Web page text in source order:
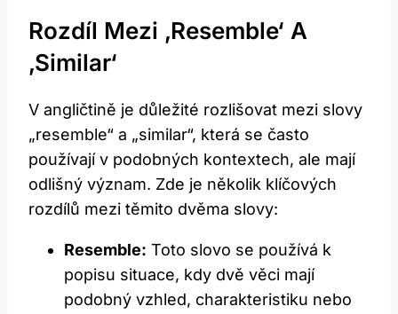
Rozdíl Mezi ‚resemble‘ A
‚similar‘
V angličtině je důležité rozlišovat mezi slovy
„resemble“ a „similar“, která se často
používají v podobných kontextech, ale mají
odlišný význam. Zde je několik klíčových
rozdílů mezi těmito dvěma slovy:
Resemble: Toto slovo se používá k
popisu situace, kdy dvě věci mají
podobný vzhled, charakteristiku nebo